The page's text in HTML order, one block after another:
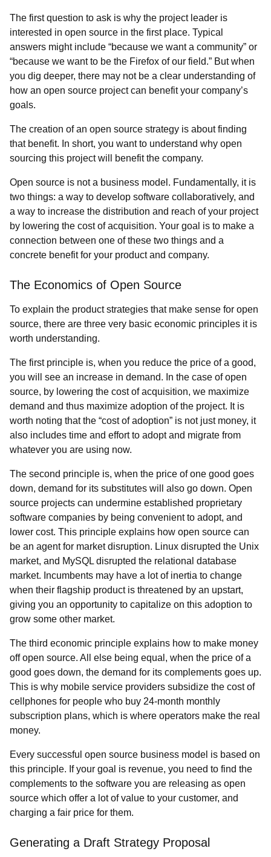
The first question to ask is why the project leader is
interested in open source in the first place. Typical
answers might include “because we want a community” or
“because we want to be the Firefox of our field.” But when
you dig deeper, there may not be a clear understanding of
how an open source project can benefit your company’s
goals.
The creation of an open source strategy is about finding
that benefit. In short, you want to understand why open
sourcing this project will benefit the company.
Open source is not a business model. Fundamentally, it is
two things: a way to develop software collaboratively, and
a way to increase the distribution and reach of your project
by lowering the cost of acquisition. Your goal is to make a
connection between one of these two things and a
concrete benefit for your product and company.
The Economics of Open Source
To explain the product strategies that make sense for open
source, there are three very basic economic principles it is
worth understanding.
The first principle is, when you reduce the price of a good,
you will see an increase in demand. In the case of open
source, by lowering the cost of acquisition, we maximize
demand and thus maximize adoption of the project. It is
worth noting that the “cost of adoption” is not just money, it
also includes time and effort to adopt and migrate from
whatever you are using now.
The second principle is, when the price of one good goes
down, demand for its substitutes will also go down. Open
source projects can undermine established proprietary
software companies by being convenient to adopt, and
lower cost. This principle explains how open source can
be an agent for market disruption. Linux disrupted the Unix
market, and MySQL disrupted the relational database
market. Incumbents may have a lot of inertia to change
when their flagship product is threatened by an upstart,
giving you an opportunity to capitalize on this adoption to
grow some other market.
The third economic principle explains how to make money
off open source. All else being equal, when the price of a
good goes down, the demand for its complements goes up.
This is why mobile service providers subsidize the cost of
cellphones for people who buy 24-month monthly
subscription plans, which is where operators make the real
money.
Every successful open source business model is based on
this principle. If your goal is revenue, you need to find the
complements to the software you are releasing as open
source which offer a lot of value to your customer, and
charging a fair price for them.
Generating a Draft Strategy Proposal